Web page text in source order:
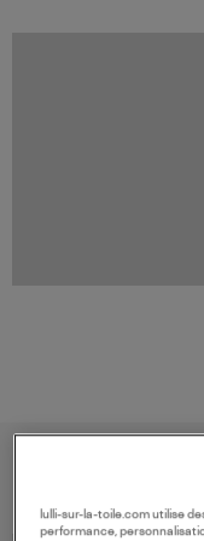
lulli-sur-la-toile.com utilise
performance,